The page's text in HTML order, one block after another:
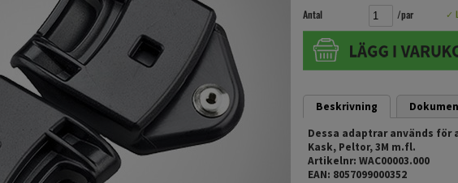
Antal
/par ✓
Beskrivning
Dessa adaptrar används
Kask, Peltor, 3M m.fl.
Artikelnr: WAC00003.000
EAN: 8057099000352